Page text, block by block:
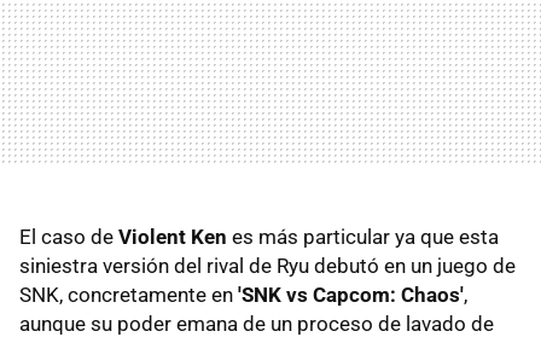
El caso de Violent Ken es más particular ya que esta
siniestra versión del rival de Ryu debutó en un juego de
SNK, concretamente en 'SNK vs Capcom: Chaos',
aunque su poder emana de un proceso de lavado de